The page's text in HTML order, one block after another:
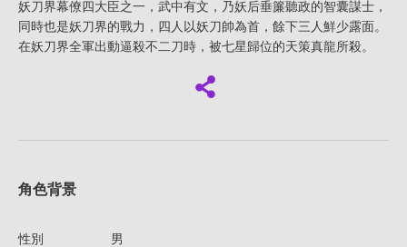
妖刀界幕僚四大臣之一，武中有文，乃妖后垂簾聽政的智囊謀士，
同時也是妖刀界的戰力，四人以妖刀帥為首，餘下三人鮮少露面。
在妖刀界全軍出動逼殺不二刀時，被七星歸位的天策真龍所殺。
角色背景
性別 男